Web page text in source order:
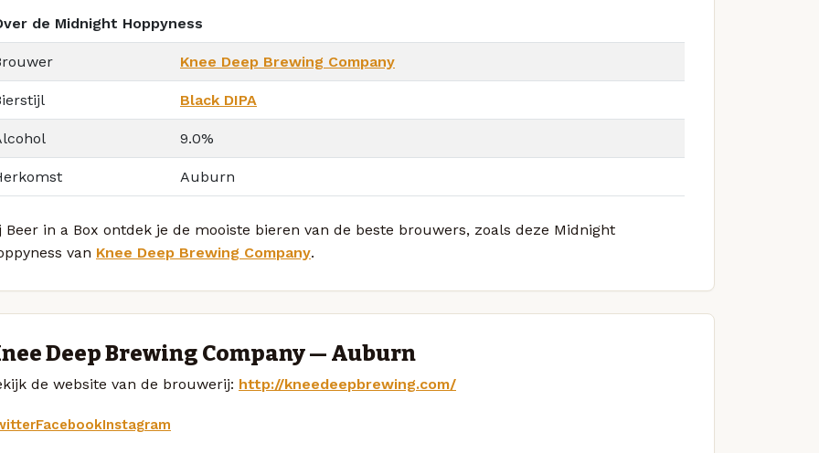
de Midnight Hoppyness
Knee Deep Brewing Company
Black DIPA
9.0%
Auburn
Beer in a Box ontdek je de mooiste bieren van de beste brouwers, zoals deze Midnight
van Knee Deep Brewing Company.
Deep Brewing Company — Auburn
de website van de brouwerij: http://kneedeepbrewing.com/
FacebookInstagram